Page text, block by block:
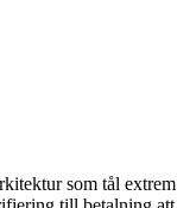
som tål